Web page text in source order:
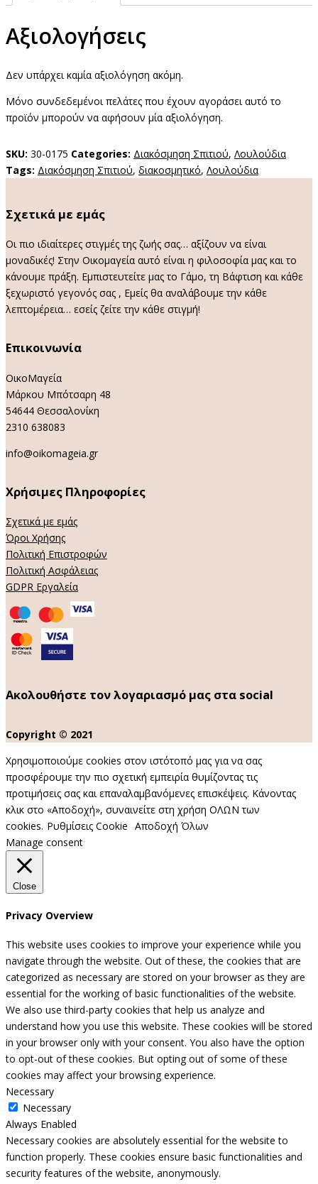
Αξιολογήσεις
Δεν υπάρχει καμία αξιολόγηση ακόμη.
Μόνο συνδεδεμένοι πελάτες που έχουν αγοράσει αυτό το
προϊόν μπορούν να αφήσουν μία αξιολόγηση.
SKU: 30-0175 Categories: Διακόσμηση Σπιτιού, Λουλούδια
Tags: Διακόσμηση Σπιτιού, διακοσμητικό, Λουλούδια
Σχετικά με εμάς
Οι πιο ιδιαίτερες στιγμές της ζωής σας… αξίζουν να είναι
μοναδικές! Στην Οικομαγεία αυτό είναι η φιλοσοφία μας και το
κάνουμε πράξη. Εμπιστευτείτε μας το Γάμο, τη Βάφτιση και κάθε
ξεχωριστό γεγονός σας , Εμείς θα αναλάβουμε την κάθε
λεπτομέρεια… εσείς ζείτε την κάθε στιγμή!
Επικοινωνία
ΟικοΜαγεία
Μάρκου Μπότσαρη 48
54644 Θεσσαλονίκη
2310 638083
info@oikomageia.gr
Χρήσιμες Πληροφορίες
Σχετικά με εμάς
Όροι Χρήσης
Πολιτική Επιστροφών
Πολιτική Ασφάλειας
GDPR Εργαλεία
Ακολουθήστε τον λογαριασμό μας στα social
Copyright © 2021
Χρησιμοποιούμε cookies στον ιστότοπό μας για να σας
προσφέρουμε την πιο σχετική εμπειρία θυμίζοντας τις
προτιμήσεις σας και επαναλαμβανόμενες επισκέψεις. Κάνοντας
κλικ στο «Αποδοχή», συναινείτε στη χρήση ΟΛΩΝ των
cookies. Ρυθμίσεις Cookie Αποδοχή Όλων
Manage consent
Close
Privacy Overview
This website uses cookies to improve your experience while you
navigate through the website. Out of these, the cookies that are
categorized as necessary are stored on your browser as they are
essential for the working of basic functionalities of the website.
We also use third-party cookies that help us analyze and
understand how you use this website. These cookies will be stored
in your browser only with your consent. You also have the option
to opt-out of these cookies. But opting out of some of these
cookies may affect your browsing experience.
Necessary
Necessary
Always Enabled
Necessary cookies are absolutely essential for the website to
function properly. These cookies ensure basic functionalities and
security features of the website, anonymously.